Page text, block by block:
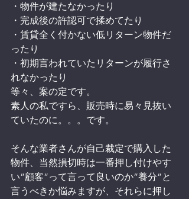
・物件が建たなかったり
・完成後の許認可で揉めてたり
・賃貸全く付かない低リターン物件だ
ったり
・初期言われていたリターンが履行さ
れなかったり
等々、案の定です。
素人の私ですら、販売時に易々見抜い
ていたのに。。。です。
そんな業者さんが自己裁定で購入した
物件、当然損切時は一番押し付けやす
い”顧客”って言って良いのか”養分”と
言うべきか悩みますが、それらに押し